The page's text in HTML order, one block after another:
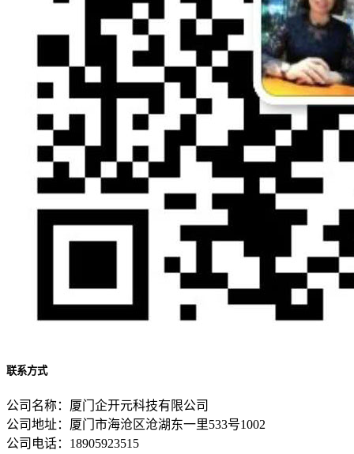
联系方式
公司名称：厦门企开元科技有限公司
公司地址：厦门市海沧区沧湖东一里533号1002
公司电话：18905923515